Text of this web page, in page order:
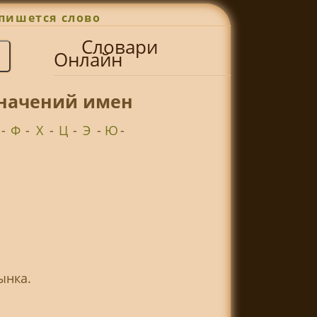
слово
Словари
Онлайн
имен
Ф - Х - Ц - Э - Ю-